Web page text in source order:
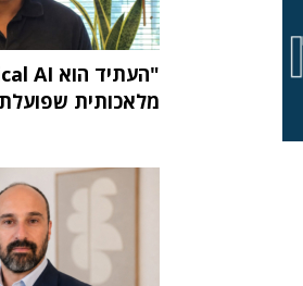
מלאכותית